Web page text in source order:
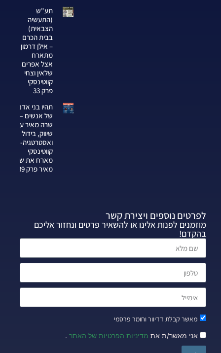
תע"ש
(התעשיה
הצבאית)
בבית הכרם
– אילן דרמון
מתארח
אצל אפרים
שלאין וצחי
קווטינסקי
פרק 33
תהיו בני אדם
של אנשים —
שרה מאיר על
שיווק, בידול
ואסטרטגיה-צחי
קווטינסקי
מארח את שרה
מאיר פרק 339
לפרטים נוספים ויצירת קשר
מוזמנים לפנות אלינו או להשאיר פרטים ונחזור אליכם
בהקדם!
מאשר קבלת דדיוור וחומר פרסמי
אני מאשר/ת את מדיניות הפרטיות של האתר .